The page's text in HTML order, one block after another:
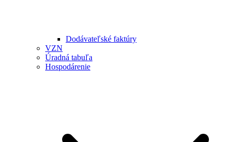
Dodávateľské faktúry
VZN
Úradná tabuľa
Hospodárenie